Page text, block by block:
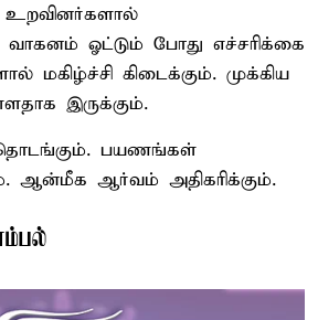
உறவினர்களால்
ஓட்டும் போது எச்சரிக்கை
மகிழ்ச்சி கிடைக்கும். முக்கிய
இருக்கும்.
பயணங்கள்
ஆன்மீக ஆர்வம் அதிகரிக்கும்.